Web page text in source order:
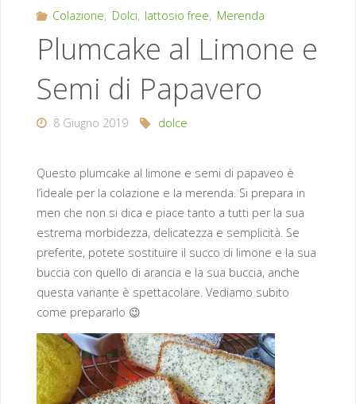
Colazione, Dolci, lattosio free, Merenda
Plumcake al Limone e
Semi di Papavero
8 Giugno 2019 dolce
Questo plumcake al limone e semi di papaveo è
l’ideale per la colazione e la merenda. Si prepara in
men che non si dica e piace tanto a tutti per la sua
estrema morbidezza, delicatezza e semplicità. Se
preferite, potete sostituire il succo di limone e la sua
buccia con quello di arancia e la sua buccia, anche
questa variante è spettacolare. Vediamo subito
come prepararlo 😉